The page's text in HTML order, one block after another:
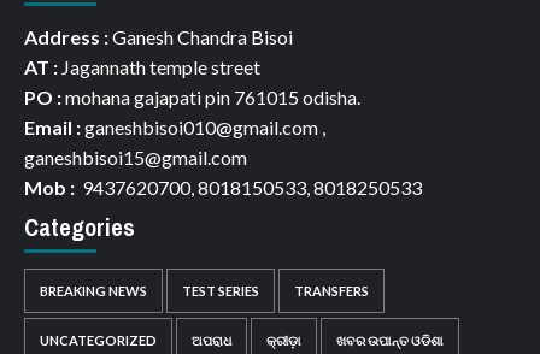
Address :Ganesh Chandra Bisoi
AT : Jagannath temple street
PO :mohana gajapati pin 761015 odisha.
Email :ganeshbisoi010@gmail.com ,
ganeshbisoi15@gmail.com
Mob : 9437620700, 8018150533, 8018250533
Categories
BREAKING NEWS TEST SERIES TRANSFERS
UNCATEGORIZED ଅପରାଧ କ୍ରୀଡ଼ା ଖବର ଉପାନ୍ତ ଓଡିଶା